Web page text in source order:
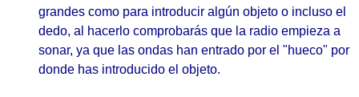
grandes como para introducir algún objeto o incluso el
dedo, al hacerlo comprobarás que la radio empieza a
sonar, ya que las ondas han entrado por el "hueco" por
donde has introducido el objeto.